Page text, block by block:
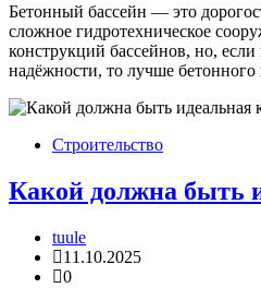
Бетонный бассейн — это
сложное гидротехническое
конструкций бассейнов, но,
надёжности, то лучше
Строительство
Какой должна быть
tuule
11.10.2025
0